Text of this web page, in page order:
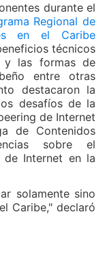
durante el
Regional de
en el Caribe
técnicos
y las formas de
entre otras
destacaron la
desafíos de la
de Internet
de Contenidos
sobre el
de Internet en la
solamente sino
Caribe," declaró